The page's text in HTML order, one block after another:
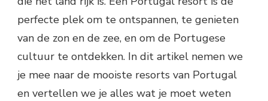
perfecte plek om te ontspannen, te genieten
van de zon en de zee, en om de Portugese
cultuur te ontdekken. In dit artikel nemen we
je mee naar de mooiste resorts van Portugal
en vertellen we je alles wat je moet weten